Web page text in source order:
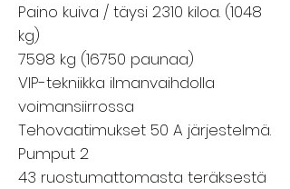
Paino kuiva / täysi 2310 kiloa. (1048
kg)
7598 kg (16750 paunaa)
VIP-tekniikka ilmanvaihdolla
voimansiirrossa
Tehovaatimukset 50 A järjestelmä.
Pumput 2
43 ruostumattomasta teräksestä